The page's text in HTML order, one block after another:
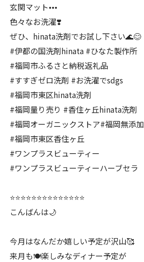
玄関マット•••
色々なお洗濯❣️
ぜひ、hinata洗剤でお試し下さい🌊😊
#伊都の国洗剤hinata #ひなた製作所
#福岡市ふるさと納税返礼品
#すすぎゼロ洗剤 #お洗濯でsdgs
#福岡市東区hinata洗剤
#福岡量り売り #香住ヶ丘hinata洗剤
#福岡オーガニックストア#福岡無添加
#福岡市東区香住ヶ丘
#ワンプラスビューティー
#ワンプラスビューティーハーブセラ
⭐️⭐️⭐️⭐️⭐️⭐️⭐️⭐️⭐️⭐️⭐️⭐️⭐️⭐️
こんばんは🌙
今月はなんだか嬉しい予定が沢山🥰
来月も🍽楽しみなディナー予定が